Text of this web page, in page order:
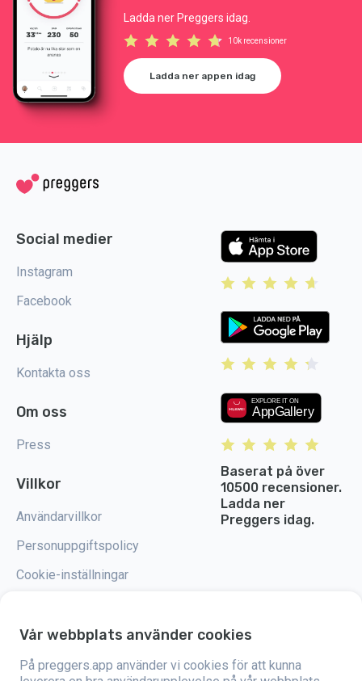
Ladda ner Preggers idag.
10k recensioner
Ladda ner appen idag
Social medier
Instagram
Facebook
Hjälp
Kontakta oss
Om oss
Press
Villkor
Användarvillkor
Personuppgiftspolicy
Cookie-inställningar
Baserat på över
10500 recensioner.
Ladda ner
Preggers idag.
Preggers är en app som skapades av det svenska företaget Stroller AB år
2017. Målet med appen är att göra föräldraskapet enklare för blivande och
Vår webbplats använder cookies
På preggers.app använder vi cookies för att kunna